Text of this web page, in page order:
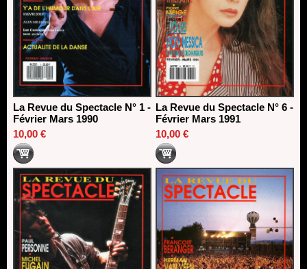
La Revue du Spectacle N° 1 -
Février Mars 1990
10,00 €
La Revue du Spectacle N° 6 -
Février Mars 1991
10,00 €